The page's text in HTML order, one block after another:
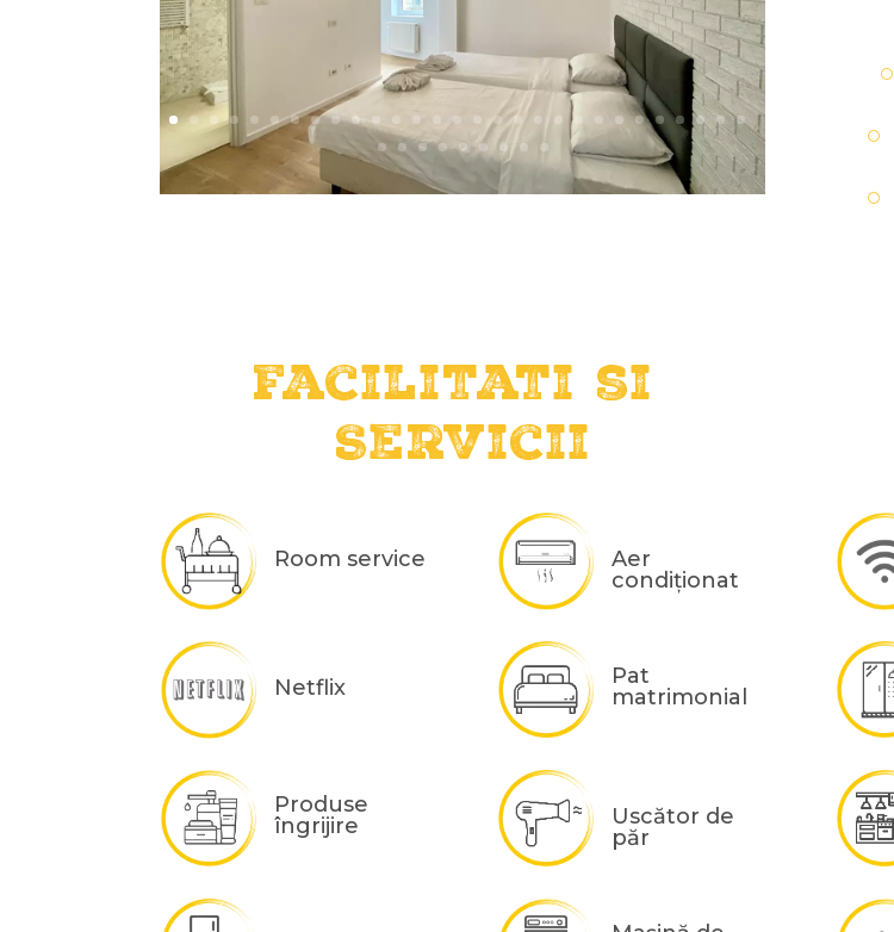
Facilitati si
Servicii
Room service
Aer
condiționat
Netflix
Pat
matrimonial
Produse
îngrijire
Uscător de
păr